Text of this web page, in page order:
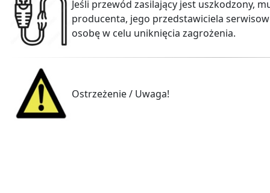
Jeśli przewód zasilający jest uszkodzony,
producenta, jego przedstawiciela
osobę w celu uniknięcia zagrożenia.
Ostrzeżenie / Uwaga!